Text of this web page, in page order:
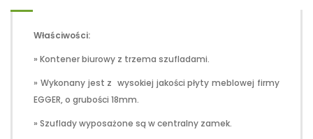
Właściwości:
» Kontener biurowy z trzema szufladami.
» Wykonany jest z wysokiej jakości płyty meblowej firmy
EGGER, o grubości 18mm.
» Szuflady wyposażone są w centralny zamek.